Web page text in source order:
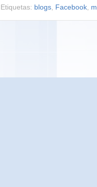
Etiquetas: blogs Facebook